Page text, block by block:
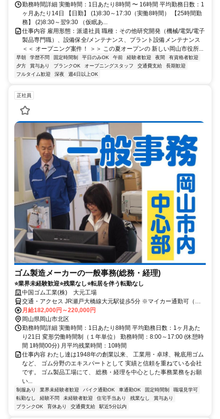
勤務時間詳細 実働時間：1日あたり8時間 〜 16時間 平均勤務日数：1
ヶ月あたり14日 【日勤】 (1)8:30～17:30（実働8時間） 【25時間勤
務】 (2)8:30～翌9:30 （仮眠あ...
仕事内容 雇用形態：派遣社員 職種：その他研究開発（機械/電気/電子
製品専門職）、設備保全/メンテナンス、プラント設備メンテナンス
＜＜ オープニング案件！ ＞＞ この夏オープンの 新しい岡山市役所...
早朝 学歴不問 固定時間制 平日のみOK 午前 経験者歓迎 夜間
有資格者歓迎
夕方
賞与あり ブランクOK オープニングスタッフ 交通費支給
長期歓迎
フルタイム歓迎
深夜 週4日以上OK
正社員
ゴム製造メーカーの一般事務(総務・経理)
⭐業界未経験歓迎⭐残業なし⭐転居を伴う転勤なし
中国ゴム工業(株) 大元工場
交通・アクセス JR瀬戸大橋線大元駅徒歩5分 ※マイカー通勤可（駐
車場代は自己負担）
月給182,000円～220,000円
岡山県岡山市北区
勤務時間詳細 実働時間：1日あたり8時間 平均勤務日数：1ヶ月あた
り21日 変形労働時間制（１年単位） 勤務時間：8:00～17:00 (休憩時
間 1時間00分) 月平均残業時間：10時間
仕事内容 わたし達は1948年の創業以来、 工業用・卓球、靴底用ゴム
など、 ゴム分野のエキスパートとして 実績と信頼を重ねている会社
です。 ゴム製品工場にて、 総務・経理を中心とした事務業務をお願
い...
制服あり 業界未経験者歓迎 バイク通勤OK 車通勤OK 固定時間制
職場見学可
転勤なし
経験不問 未経験者歓迎 住宅手当あり 残業なし
賞与あり
ブランクOK
育休あり 交通費支給 駅近5分以内